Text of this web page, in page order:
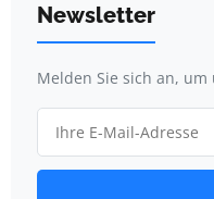
Newsletter
Melden Sie sich an,